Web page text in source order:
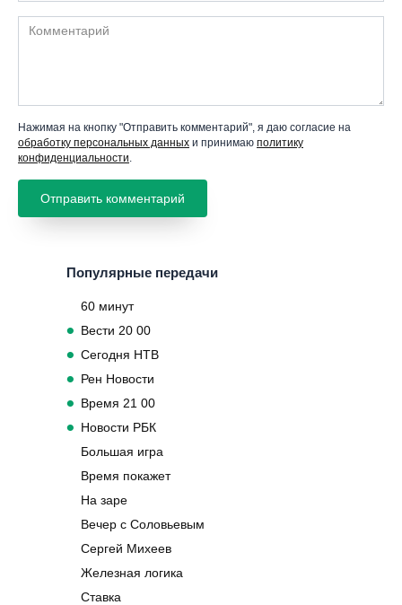
Комментарий
Нажимая на кнопку "Отправить комментарий", я даю согласие на
обработку персональных данных и принимаю политику
конфиденциальности.
Популярные передачи
60 минут
Вести 20 00
Сегодня НТВ
Рен Новости
Время 21 00
Новости РБК
Большая игра
Время покажет
На заре
Вечер с Соловьевым
Сергей Михеев
Железная логика
Ставка